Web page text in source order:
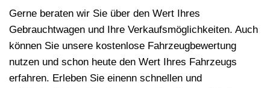
Gerne beraten wir Sie über den Wert Ihres
Gebrauchtwagen und Ihre Verkaufsmöglichkeiten. Auch
können Sie unsere kostenlose Fahrzeugbewertung
nutzen und schon heute den Wert Ihres Fahrzeugs
erfahren. Erleben Sie einenn schnellen und